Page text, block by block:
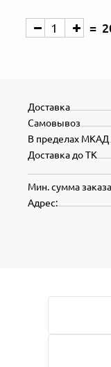
Доставка
Самовывоз
В пределах МКАД
Доставка до ТК
Мин. сумма заказа
Адрес: